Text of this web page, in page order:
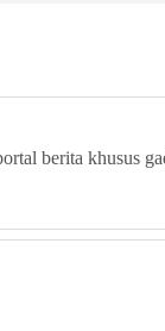
berita khusus